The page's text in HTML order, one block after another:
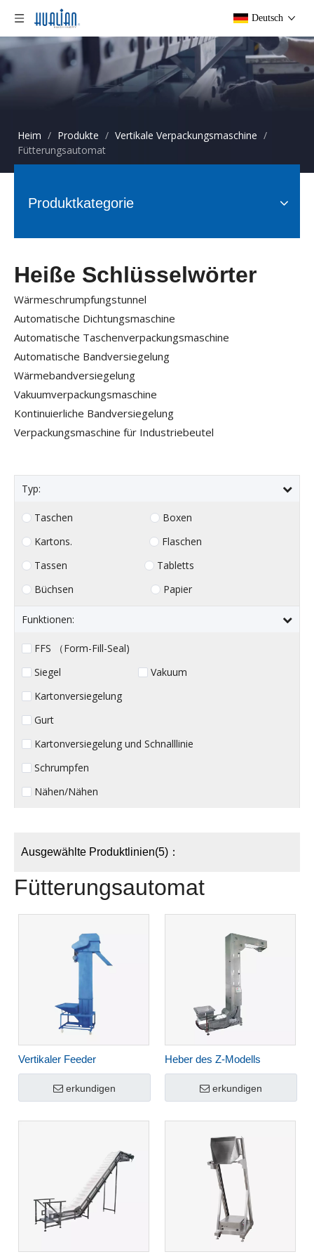
Deutsch
Heim / Produkte / Vertikale Verpackungsmaschine /
Fütterungsautomat
Produktkategorie
Heiße Schlüsselwörter
Wärmeschrumpfungstunnel
Automatische Dichtungsmaschine
Automatische Taschenverpackungsmaschine
Automatische Bandversiegelung
Wärmebandversiegelung
Vakuumverpackungsmaschine
Kontinuierliche Bandversiegelung
Verpackungsmaschine für Industriebeutel
Typ:
Taschen
Boxen
Kartons.
Flaschen
Tassen
Tabletts
Büchsen
Papier
Funktionen:
FFS （Form-Fill-Seal)
Siegel
Vakuum
Kartonversiegelung
Gurt
Kartonversiegelung und Schnalllinie
Schrumpfen
Nähen/Nähen
Ausgewählte Produktlinien(5)：
Fütterungsautomat
Vertikaler Feeder
erkundigen
Heber des Z-Modells
erkundigen